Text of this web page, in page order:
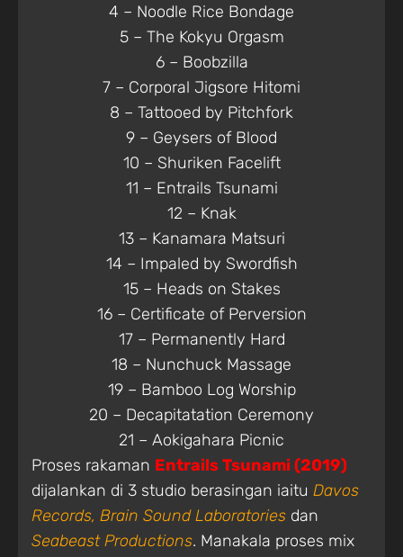
4 – Noodle Rice Bondage
5 – The Kokyu Orgasm
6 – Boobzilla
7 – Corporal Jigsore Hitomi
8 – Tattooed by Pitchfork
9 – Geysers of Blood
10 – Shuriken Facelift
11 – Entrails Tsunami
12 – Knak
13 – Kanamara Matsuri
14 – Impaled by Swordfish
15 – Heads on Stakes
16 – Certificate of Perversion
17 – Permanently Hard
18 – Nunchuck Massage
19 – Bamboo Log Worship
20 – Decapitatation Ceremony
21 – Aokigahara Picnic
Proses rakaman Entrails Tsunami (2019)
dijalankan di 3 studio berasingan iaitu Davos
Records, Brain Sound Laboratories dan
Seabeast Productions. Manakala proses mix